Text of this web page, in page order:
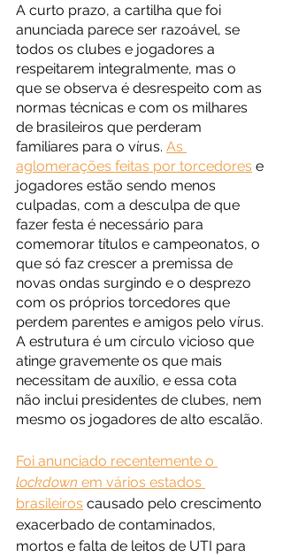
A curto prazo, a cartilha que foi
anunciada parece ser razoável, se
todos os clubes e jogadores a
respeitarem integralmente, mas o
que se observa é desrespeito com as
normas técnicas e com os milhares
de brasileiros que perderam
familiares para o vírus. As
aglomerações feitas por torcedores e
jogadores estão sendo menos
culpadas, com a desculpa de que
fazer festa é necessário para
comemorar títulos e campeonatos, o
que só faz crescer a premissa de
novas ondas surgindo e o desprezo
com os próprios torcedores que
perdem parentes e amigos pelo vírus.
A estrutura é um círculo vicioso que
atinge gravemente os que mais
necessitam de auxílio, e essa cota
não inclui presidentes de clubes, nem
mesmo os jogadores de alto escalão.
Foi anunciado recentemente o
lockdown em vários estados
brasileiros causado pelo crescimento
exacerbado de contaminados,
mortos e falta de leitos de UTI para